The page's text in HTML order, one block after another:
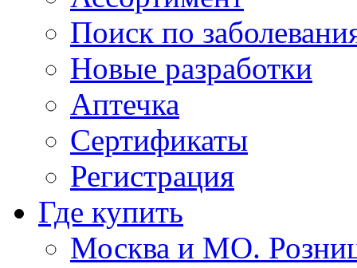
Поиск по
Новые разработки
Аптечка
Сертификаты
Регистрация
Где купить
Москва и МО.